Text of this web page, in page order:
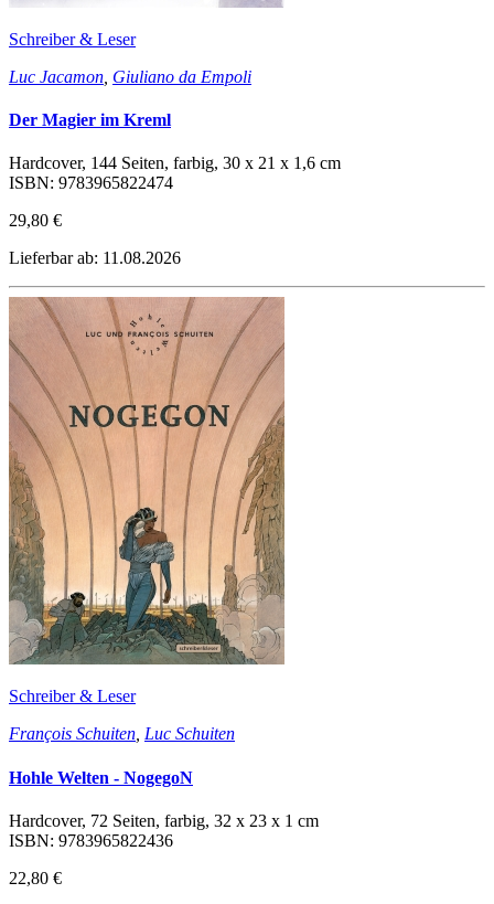
Schreiber & Leser
Luc Jacamon Giuliano da Empoli
Der Magier im Kreml
Hardcover, 144 Seiten, farbig, 30 x 21 x 1,6 cm
ISBN: 9783965822474
29,80 €
Lieferbar ab: 11.08.2026
Schreiber & Leser
François Schuiten Luc Schuiten
Hohle Welten - NogegoN
Hardcover, 72 Seiten, farbig, 32 x 23 x 1 cm
ISBN: 9783965822436
22,80 €